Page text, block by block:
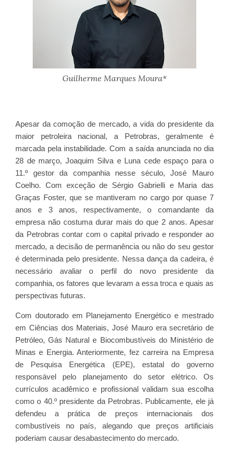
Guilherme Marques Moura*
Apesar da comoção de mercado, a vida do presidente da
maior petroleira nacional, a Petrobras, geralmente é
marcada pela instabilidade. Com a saída anunciada no dia
28 de março, Joaquim Silva e Luna cede espaço para o
11.º gestor da companhia nesse século, José Mauro
Coelho. Com exceção de Sérgio Gabrielli e Maria das
Graças Foster, que se mantiveram no cargo por quase 7
anos e 3 anos, respectivamente, o comandante da
empresa não costuma durar mais do que 2 anos. Apesar
da Petrobras contar com o capital privado e responder ao
mercado, a decisão de permanência ou não do seu gestor
é determinada pelo presidente. Nessa dança da cadeira, é
necessário avaliar o perfil do novo presidente da
companhia, os fatores que levaram a essa troca e quais as
perspectivas futuras.
Com doutorado em Planejamento Energético e mestrado
em Ciências dos Materiais, José Mauro era secretário de
Petróleo, Gás Natural e Biocombustíveis do Ministério de
Minas e Energia. Anteriormente, fez carreira na Empresa
de Pesquisa Energética (EPE), estatal do governo
responsável pelo planejamento do setor elétrico. Os
currículos acadêmico e profissional validam sua escolha
como o 40.º presidente da Petrobras. Publicamente, ele já
defendeu a prática de preços internacionais dos
combustíveis no país, alegando que preços artificiais
poderiam causar desabastecimento do mercado.